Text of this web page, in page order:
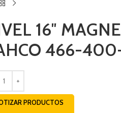
16″
466-
PRODUCTOS